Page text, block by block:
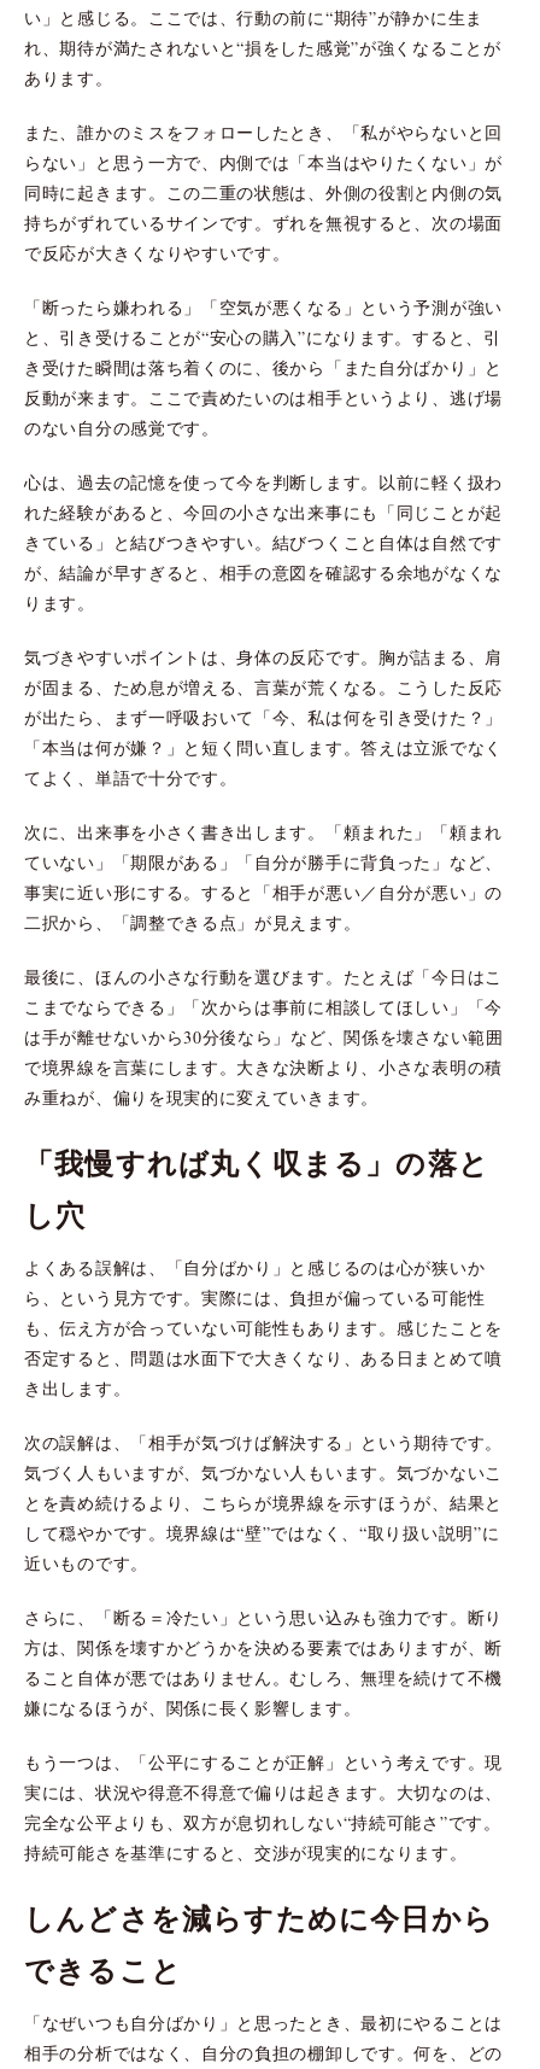
い」と感じる。ここでは、行動の前に“期待”が静かに生ま
れ、期待が満たされないと“損をした感覚”が強くなることが
あります。
また、誰かのミスをフォローしたとき、「私がやらないと回
らない」と思う一方で、内側では「本当はやりたくない」が
同時に起きます。この二重の状態は、外側の役割と内側の気
持ちがずれているサインです。ずれを無視すると、次の場面
で反応が大きくなりやすいです。
「断ったら嫌われる」「空気が悪くなる」という予測が強い
と、引き受けることが“安心の購入”になります。すると、引
き受けた瞬間は落ち着くのに、後から「また自分ばかり」と
反動が来ます。ここで責めたいのは相手というより、逃げ場
のない自分の感覚です。
心は、過去の記憶を使って今を判断します。以前に軽く扱わ
れた経験があると、今回の小さな出来事にも「同じことが起
きている」と結びつきやすい。結びつくこと自体は自然です
が、結論が早すぎると、相手の意図を確認する余地がなくな
ります。
気づきやすいポイントは、身体の反応です。胸が詰まる、肩
が固まる、ため息が増える、言葉が荒くなる。こうした反応
が出たら、まず一呼吸おいて「今、私は何を引き受けた？」
「本当は何が嫌？」と短く問い直します。答えは立派でなく
てよく、単語で十分です。
次に、出来事を小さく書き出します。「頼まれた」「頼まれ
ていない」「期限がある」「自分が勝手に背負った」など、
事実に近い形にする。すると「相手が悪い／自分が悪い」の
二択から、「調整できる点」が見えます。
最後に、ほんの小さな行動を選びます。たとえば「今日はこ
こまでならできる」「次からは事前に相談してほしい」「今
は手が離せないから30分後なら」など、関係を壊さない範囲
で境界線を言葉にします。大きな決断より、小さな表明の積
み重ねが、偏りを現実的に変えていきます。
「我慢すれば丸く収まる」の落と
し穴
よくある誤解は、「自分ばかり」と感じるのは心が狭いか
ら、という見方です。実際には、負担が偏っている可能性
も、伝え方が合っていない可能性もあります。感じたことを
否定すると、問題は水面下で大きくなり、ある日まとめて噴
き出します。
次の誤解は、「相手が気づけば解決する」という期待です。
気づく人もいますが、気づかない人もいます。気づかないこ
とを責め続けるより、こちらが境界線を示すほうが、結果と
して穏やかです。境界線は“壁”ではなく、“取り扱い説明”に
近いものです。
さらに、「断る＝冷たい」という思い込みも強力です。断り
方は、関係を壊すかどうかを決める要素ではありますが、断
ること自体が悪ではありません。むしろ、無理を続けて不機
嫌になるほうが、関係に長く影響します。
もう一つは、「公平にすることが正解」という考えです。現
実には、状況や得意不得意で偏りは起きます。大切なのは、
完全な公平よりも、双方が息切れしない“持続可能さ”です。
持続可能さを基準にすると、交渉が現実的になります。
しんどさを減らすために今日から
できること
「なぜいつも自分ばかり」と思ったとき、最初にやることは
相手の分析ではなく、自分の負担の棚卸しです。何を、どの